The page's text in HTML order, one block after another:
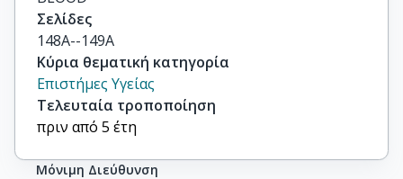
Σελίδες
148A--149A
Κύρια θεματική κατηγορία
Επιστήμες Υγείας
Τελευταία τροποποίηση
πριν από 5 έτη
Μόνιμη Διεύθυνση